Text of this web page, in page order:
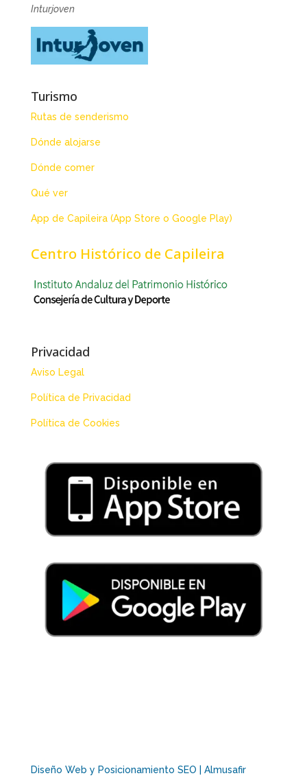
Inturjoven
Turismo
Rutas de senderismo
Dónde alojarse
Dónde comer
Qué ver
App de Capileira (App Store o Google Play)
Centro Histórico de Capileira
Privacidad
Aviso Legal
Política de Privacidad
Política de Cookies
Diseño Web y Posicionamiento SEO | Almusafir